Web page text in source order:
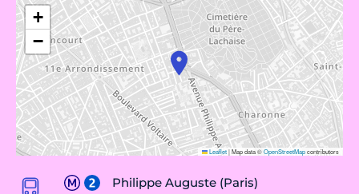
+
−
Leaflet|Map data ©OpenStreetMapcontributors
Philippe Auguste (Paris)